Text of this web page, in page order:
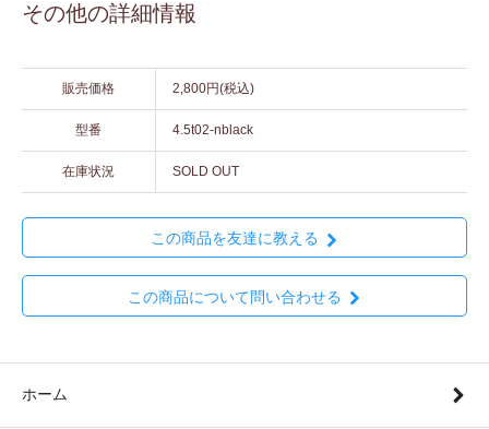
その他の詳細情報
販売価格 2,800円(税込)
型番 4.5t02-nblack
在庫状況 SOLD OUT
この商品を友達に教える
この商品について問い合わせる
ホーム